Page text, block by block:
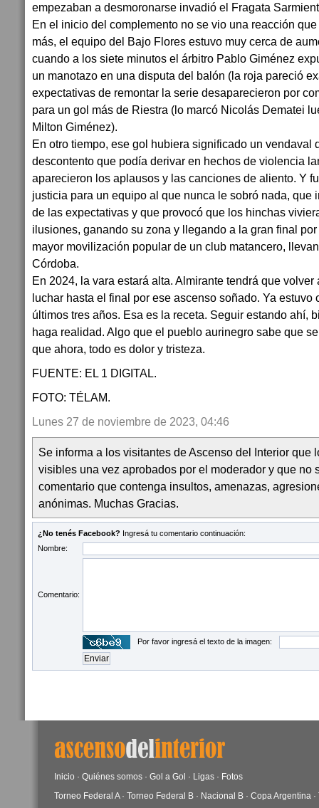
empezaban a desmoronarse invadió el Fragata
En el inicio del complemento no se vio una reacción
más, el equipo del Bajo Flores estuvo muy cerca de
cuando a los siete minutos el árbitro Pablo Giménez
un manotazo en una disputa del balón (la roja pareció
expectativas de remontar la serie desaparecieron por
para un gol más de Riestra (lo marcó Nicolás Dematei
Milton Giménez).
En otro tiempo, ese gol hubiera significado un vendaval
descontento que podía derivar en hechos de violencia
aparecieron los aplausos y las canciones de aliento. Y
justicia para un equipo al que nunca le sobró nada, que
de las expectativas y que provocó que los hinchas
ilusiones, ganando su zona y llegando a la gran final
mayor movilización popular de un club matancero,
Córdoba.
En 2024, la vara estará alta. Almirante tendrá que
luchar hasta el final por ese ascenso soñado. Ya estuvo
últimos tres años. Esa es la receta. Seguir estando ahí,
haga realidad. Algo que el pueblo aurinegro sabe que
que ahora, todo es dolor y tristeza.
FUENTE: EL 1 DIGITAL.
FOTO: TÉLAM.
Lunes 27 de noviembre de 2023, 04:46
Se informa a los visitantes de Ascenso del Interior que
visibles una vez aprobados por el moderador y que no
comentario que contenga insultos, amenazas,
anónimas. Muchas Gracias.
¿No tenés Facebook? Ingresá tu comentario continuación:
Nombre:
Comentario:
Por favor ingresá el texto de la imagen:
Inicio · Quiénes somos · Gol a Gol · Ligas · Fotos
Torneo Federal A· Torneo Federal B · Nacional B · Copa Argentina ·